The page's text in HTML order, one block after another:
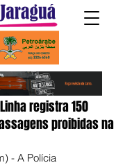
registra 150
proibidas na
- A Polícia